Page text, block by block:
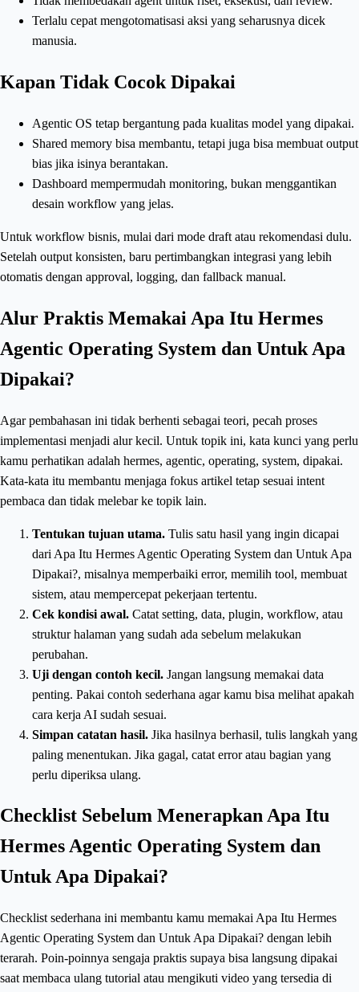
Terlalu cepat mengotomatisasi aksi yang seharusnya dicek
manusia.
Kapan Tidak Cocok Dipakai
Agentic OS tetap bergantung pada kualitas model yang dipakai.
Shared memory bisa membantu, tetapi juga bisa membuat output
bias jika isinya berantakan.
Dashboard mempermudah monitoring, bukan menggantikan
desain workflow yang jelas.
Untuk workflow bisnis, mulai dari mode draft atau rekomendasi dulu.
Setelah output konsisten, baru pertimbangkan integrasi yang lebih
otomatis dengan approval, logging, dan fallback manual.
Alur Praktis Memakai Apa Itu Hermes
Agentic Operating System dan Untuk Apa
Dipakai?
Agar pembahasan ini tidak berhenti sebagai teori, pecah proses
implementasi menjadi alur kecil. Untuk topik ini, kata kunci yang perlu
kamu perhatikan adalah hermes, agentic, operating, system, dipakai.
Kata-kata itu membantu menjaga fokus artikel tetap sesuai intent
pembaca dan tidak melebar ke topik lain.
Tentukan tujuan utama. Tulis satu hasil yang ingin dicapai
dari Apa Itu Hermes Agentic Operating System dan Untuk Apa
Dipakai?, misalnya memperbaiki error, memilih tool, membuat
sistem, atau mempercepat pekerjaan tertentu.
Cek kondisi awal. Catat setting, data, plugin, workflow, atau
struktur halaman yang sudah ada sebelum melakukan
perubahan.
Uji dengan contoh kecil. Jangan langsung memakai data
penting. Pakai contoh sederhana agar kamu bisa melihat apakah
cara kerja AI sudah sesuai.
Simpan catatan hasil. Jika hasilnya berhasil, tulis langkah yang
paling menentukan. Jika gagal, catat error atau bagian yang
perlu diperiksa ulang.
Checklist Sebelum Menerapkan Apa Itu
Hermes Agentic Operating System dan
Untuk Apa Dipakai?
Checklist sederhana ini membantu kamu memakai Apa Itu Hermes
Agentic Operating System dan Untuk Apa Dipakai? dengan lebih
terarah. Poin-poinnya sengaja praktis supaya bisa langsung dipakai
saat membaca ulang tutorial atau mengikuti video yang tersedia di